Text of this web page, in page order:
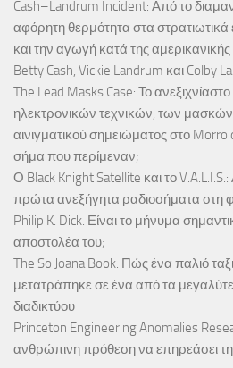
Cash–Landrum Incident: Από το
αφόρητη θερμότητα στα
και την αγωγή κατά της
Betty Cash, Vickie Landrum και Colby
The Lead Masks Case: Το
ηλεκτρονικών τεχνικών, των
αινιγματικού σημειώματος στο
σήμα που περίμεναν;
Ο Black Knight Satellite και το
πρώτα ανεξήγητα ραδιοσήματα στη
Philip K. Dick. Είναι το μήνυμα
αποστολέα του;
The So Joana Book: Πώς ένα παλιό
μετατράπηκε σε ένα από τα
διαδικτύου
Princeton Engineering Anomalies
ανθρώπινη πρόθεση να επηρεάσει